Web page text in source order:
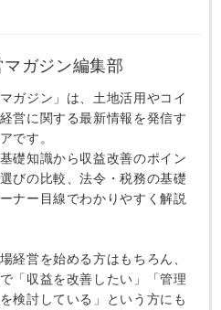
ガジン編集部
マガジン」は、土地活用やコイ
営に関する最新情報を発信す
です。
礎知識から収益改善のポイン
びの比較、法令・税務の基礎
ナー目線でわかりやすく解説
経営を始める方はもちろん、
「収益を改善したい」「管理
検討している」という方にも